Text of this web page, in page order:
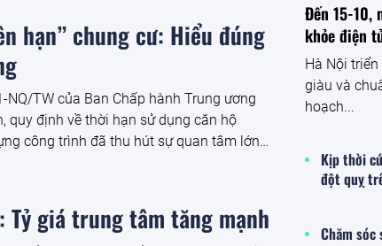
hơn vào chuỗi giá trị toàn cầu.
hạn” chung cư: Hiểu đúng
NQ/TW của Ban Chấp hành Trung ương
quy định về thời hạn sử dụng căn hộ
công trình đã thu hút sự quan tâm lớn
động sản. Không ít ý kiến băn khoăn liệu
Tỷ giá trung tâm tăng mạnh
Đến 15-10,
khỏe điện
Hà Nội
giàu và
hoạch...
Kịp thời
đột quỵ
Chăm sóc